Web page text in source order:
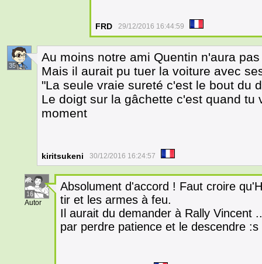
FRD 29/12/2016 16:44:59
35
Au moins notre ami Quentin n'aura
Mais il aurait pu tuer la voiture avec
"La seule vraie sureté c'est le bout du
Le doigt sur la gâchette c'est quand tu
moment
kiritsukeni 30/12/2016 16:24:57
16
Autor
Absolument d'accord ! Faut croire
tir et les armes à feu.
Il aurait du demander à Rally Vincent
par perdre patience et le descendre :s